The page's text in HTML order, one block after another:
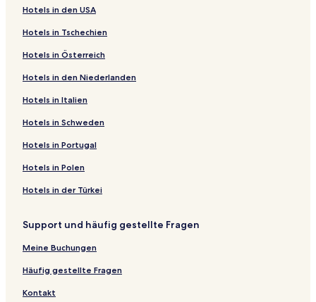
Hotels in den USA
Hotels in Tschechien
Hotels in Österreich
Hotels in den Niederlanden
Hotels in Italien
Hotels in Schweden
Hotels in Portugal
Hotels in Polen
Hotels in der Türkei
Support und häufig gestellte Fragen
Meine Buchungen
Häufig gestellte Fragen
Kontakt